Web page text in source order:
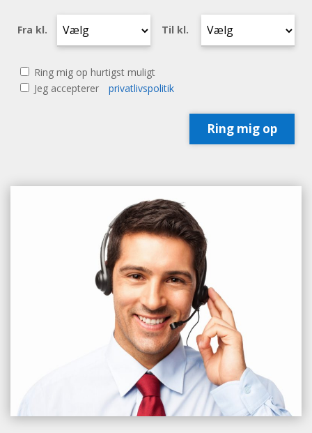
Fra kl. Til kl.
Ring mig op hurtigst muligt
Jeg accepterer
privatlivspolitik